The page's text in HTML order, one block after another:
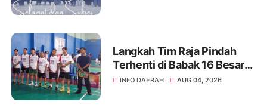
Langkah Tim Raja Pindah
Terhenti di Babak 16 Besar
Kejuaraan Bulutangkis TSM
INFO DAERAH AUG 04, 2026